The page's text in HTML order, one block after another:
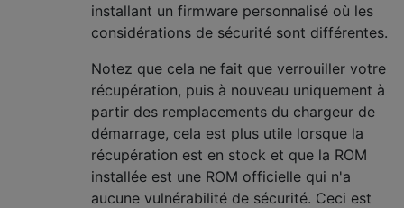
installant un firmware personnalisé où les
considérations de sécurité sont différentes.
Notez que cela ne fait que verrouiller votre
récupération, puis à nouveau uniquement à
partir des remplacements du chargeur de
démarrage, cela est plus utile lorsque la
récupération est en stock et que la ROM
installée est une ROM officielle qui n'a
aucune vulnérabilité de sécurité. Ceci est